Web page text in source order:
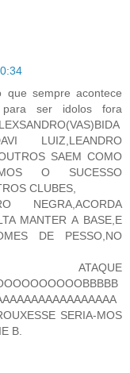
sempre acontece
para ser idolos fora
LUIZ,LEANDRO
SAEM COMO
O SUCESSO
CLUBES,
NEGRA,ACORDA
MANTER A BASE,E
DE PESSO,NO
ATAQUE
SERIA-MOS
B.